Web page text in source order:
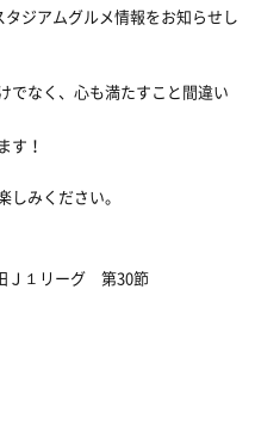
ジアムグルメ情報をお知らせし
でなく、心も満たすこと間違い
す！
みください。
Ｊ１リーグ 第30節